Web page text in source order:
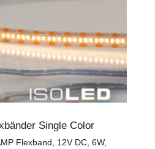
Single Color
Flexband, 12V DC, 6W,